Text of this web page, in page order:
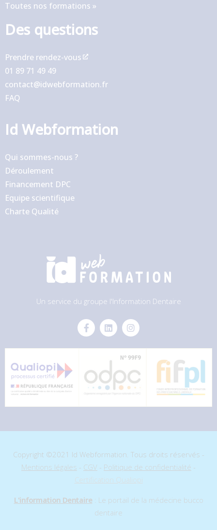
Toutes nos formations »
Des questions
Prendre rendez-vous
01 89 71 49 49
contact@idwebformation.fr
FAQ
Id Webformation
Qui sommes-nous ?
Déroulement
Financement DPC
Equipe scientifique
Charte Qualité
Un service du groupe l'Information Dentaire
Copyright ©2021 Id Webformation. Tous droits réservés -
Mentions légales - CGV - Politique de confidentialité -
Certification Qualiopi
L'information Dentaire: Le portail de la médecine bucco
dentaire